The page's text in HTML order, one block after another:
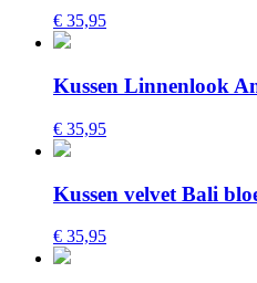
€ 35,95
Kussen Linnenlook
€ 35,95
Kussen velvet Bali
€ 35,95